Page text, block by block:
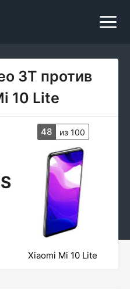
3T против
10 Lite
48 из 100
Xiaomi Mi 10 Lite